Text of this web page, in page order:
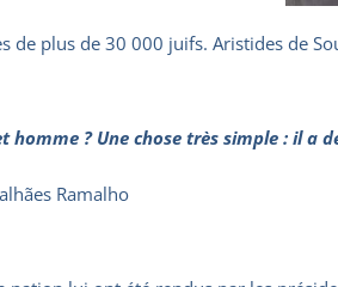
de plus de 30 000 juifs. Aristides de
homme ? Une chose très simple : il a
Ramalho